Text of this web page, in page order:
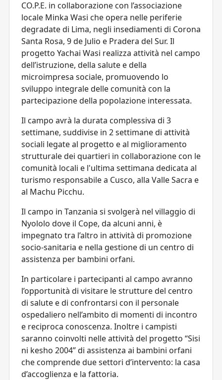
CO.P.E. in collaborazione con l’associazione
locale Minka Wasi che opera nelle periferie
degradate di Lima, negli insediamenti di Corona
Santa Rosa, 9 de Julio e Pradera del Sur. Il
progetto Yachai Wasi realizza attività nel campo
dell’istruzione, della salute e della
microimpresa sociale, promuovendo lo
sviluppo integrale delle comunità con la
partecipazione della popolazione interessata.
Il campo avrà la durata complessiva di 3
settimane, suddivise in 2 settimane di attività
sociali legate al progetto e al miglioramento
strutturale dei quartieri in collaborazione con le
comunità locali e l'ultima settimana dedicata al
turismo responsabile a Cusco, alla Valle Sacra e
al Machu Picchu.
Il campo in Tanzania si svolgerà nel villaggio di
Nyololo dove il Cope, da alcuni anni, è
impegnato tra l’altro in attività di promozione
socio-sanitaria e nella gestione di un centro di
assistenza per bambini orfani.
In particolare i partecipanti al campo avranno
l’opportunità di visitare le strutture del centro
di salute e di confrontarsi con il personale
ospedaliero nell’ambito di momenti di incontro
e reciproca conoscenza. Inoltre i campisti
saranno coinvolti nelle attività del progetto “Sisi
ni kesho 2004” di assistenza ai bambini orfani
che comprende due settori d’intervento: la casa
d’accoglienza e la fattoria.